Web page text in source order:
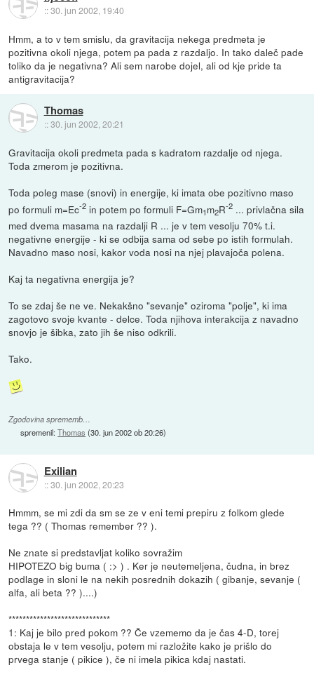
::30. jun 2002, 19:40
Hmm, a to v tem smislu, da gravitacija nekega predmeta je
pozitivna okoli njega, potem pa pada z razdaljo. In tako daleč pade
toliko da je negativna? Ali sem narobe dojel, ali od kje pride ta
antigravitacija?
Thomas
::30. jun 2002, 20:21
Gravitacija okoli predmeta pada s kadratom razdalje od njega.
Toda zmerom je pozitivna.
Toda poleg mase (snovi) in energije, ki imata obe pozitivno maso
po formuli m=Ec-2 in potem po formuli F=Gm1m2R-2 ... privlačna sila
med dvema masama na razdalji R ... je v tem vesolju 70% t.i.
negativne energije - ki se odbija sama od sebe po istih formulah.
Navadno maso nosi, kakor voda nosi na njej plavajoča polena.
Kaj ta negativna energija je?
To se zdaj še ne ve. Nekakšno "sevanje" oziroma "polje", ki ima
zagotovo svoje kvante - delce. Toda njihova interakcija z navadno
snovjo je šibka, zato jih še niso odkrili.
Tako.
Zgodovina sprememb…
spremenil:Thomas (30. jun 2002 ob 20:26)
Exilian
::30. jun 2002, 20:23
Hmmm, se mi zdi da sm se ze v eni temi prepiru z folkom glede
tega ?? ( Thomas remember ?? ).
Ne znate si predstavljat koliko sovražim
HIPOTEZO big buma ( :> ) . Ker je neutemeljena, čudna, in brez
podlage in sloni le na nekih posrednih dokazih ( gibanje, sevanje (
alfa, ali beta ?? )....)
*****************************
1: Kaj je bilo pred pokom ?? Če vzememo da je čas 4-D, torej
obstaja le v tem vesolju, potem mi razložite kako je prišlo do
prvega stanje ( pikice ), če ni imela pikica kdaj nastati.